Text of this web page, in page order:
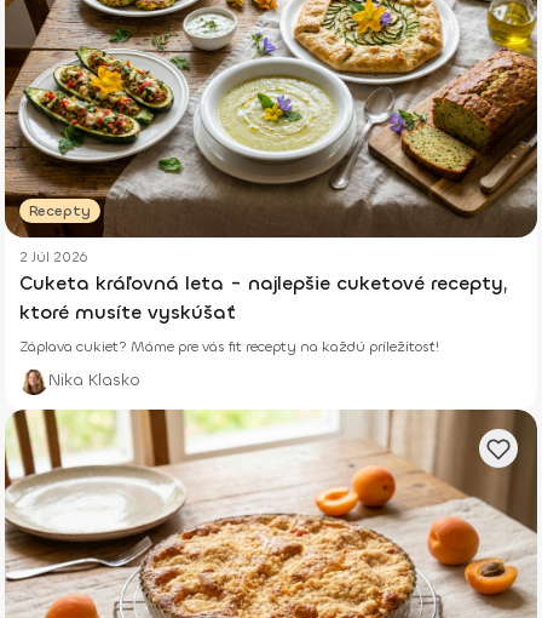
Recepty
2 Júl 2026
Cuketa kráľovná leta - najlepšie cuketové recepty,
ktoré musíte vyskúšať
Záplava cukiet? Máme pre vás fit recepty na každú príležitosť!
Nika Klasko